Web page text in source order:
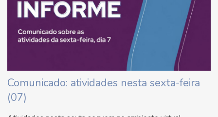
Comunicado: atividades nesta sexta-feira
(07)